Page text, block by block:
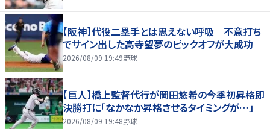
【阪神】代役二塁手とは思えない呼吸 不意打ち
でサイン出した高寺望夢のピックオフが大成功
2026/08/09 19:49野球
【巨人】橋上監督代行が岡田悠希の今季初昇格即
決勝打に「なかなか昇格させるタイミングが…」
2026/08/09 19:48野球